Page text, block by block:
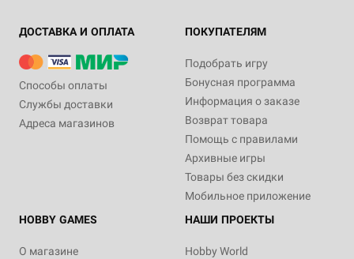
ДОСТАВКА И ОПЛАТА
Способы оплаты
Службы доставки
Адреса магазинов
ПОКУПАТЕЛЯМ
Подобрать игру
Бонусная программа
Информация о заказе
Возврат товара
Помощь с правилами
Архивные игры
Товары без скидки
Мобильное приложение
HOBBY GAMES
О магазине
НАШИ ПРОЕКТЫ
Hobby World